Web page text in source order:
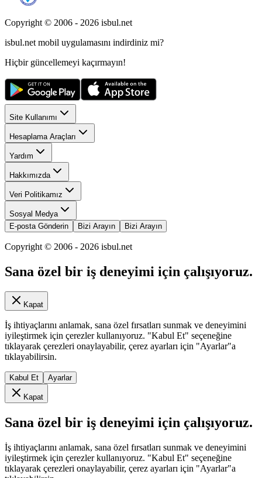
Copyright © 2006 - 2026 isbul.net
isbul.net mobil uygulamasını indirdiniz mi?
Hiçbir güncellemeyi kaçırmayın!
Site Kullanımı
Hesaplama Araçları
Yardım
Hakkımızda
Veri Politikamız
Sosyal Medya
E-posta Gönderin
Bizi Arayın Bizi Arayın
Copyright © 2006 - 2026 isbul.net
Sana özel bir iş deneyimi için çalışıyoruz.
Kapat
İş ihtiyaçlarını anlamak, sana özel fırsatları sunmak ve deneyimini
iyileştirmek için çerezler kullanıyoruz. "Kabul Et" seçeneğine
tıklayarak çerezleri onaylayabilir, çerez ayarları için "Ayarlar"a
tıklayabilirsin.
Kabul Et Ayarlar
Kapat
Sana özel bir iş deneyimi için çalışıyoruz.
İş ihtiyaçlarını anlamak, sana özel fırsatları sunmak ve deneyimini
iyileştirmek için çerezler kullanıyoruz. "Kabul Et" seçeneğine
tıklayarak çerezleri onaylayabilir, çerez ayarları için "Ayarlar"a